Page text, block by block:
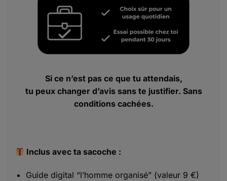
Si ce n’est pas ce que tu attendais,
tu peux changer d’avis sans te justifier. Sans
conditions cachées.
Inclus avec ta sacoche :
Guide digital “l’homme organisé” (valeur 9 €)